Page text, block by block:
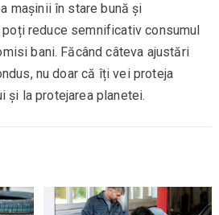
mașinii în stare bună și
reduce semnificativ consumul
bani. Făcând câteva ajustări
nu doar că îți vei proteja
și la protejarea planetei.